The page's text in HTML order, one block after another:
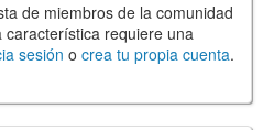
de miembros de la comunidad
característica requiere una
sesión o crea tu propia cuenta.